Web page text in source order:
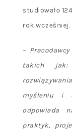
studiowało
rok wcześniej.
–
takich jak:
myśleniu i
odpowiada
praktyk,